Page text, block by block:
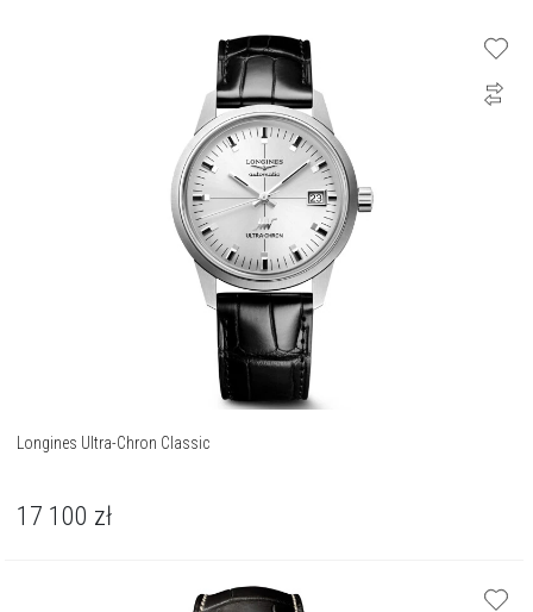
Longines Ultra-Chron Classic
17 100 zł